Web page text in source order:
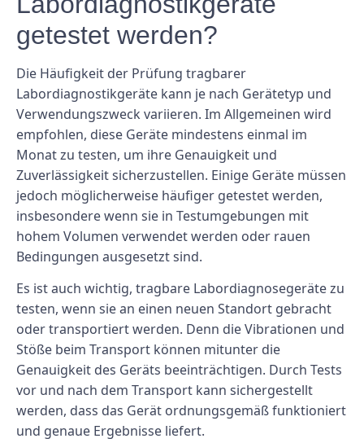
getestet werden?
Die Häufigkeit der Prüfung tragbarer
Labordiagnostikgeräte kann je nach Gerätetyp und
Verwendungszweck variieren. Im Allgemeinen wird
empfohlen, diese Geräte mindestens einmal im
Monat zu testen, um ihre Genauigkeit und
Zuverlässigkeit sicherzustellen. Einige Geräte müssen
jedoch möglicherweise häufiger getestet werden,
insbesondere wenn sie in Testumgebungen mit
hohem Volumen verwendet werden oder rauen
Bedingungen ausgesetzt sind.
Es ist auch wichtig, tragbare Labordiagnosegeräte zu
testen, wenn sie an einen neuen Standort gebracht
oder transportiert werden. Denn die Vibrationen und
Stöße beim Transport können mitunter die
Genauigkeit des Geräts beeinträchtigen. Durch Tests
vor und nach dem Transport kann sichergestellt
werden, dass das Gerät ordnungsgemäß funktioniert
und genaue Ergebnisse liefert.